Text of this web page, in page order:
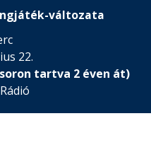
változata
22.
tartva 2 éven át)